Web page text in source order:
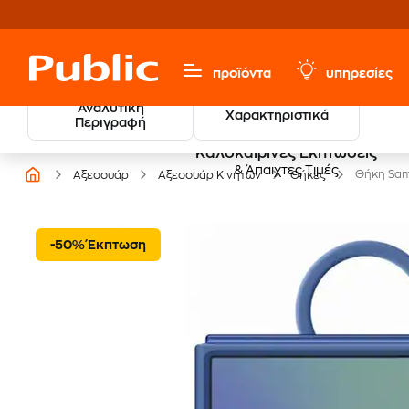
προϊόντα υπηρεσίες
Αναλυτική
Περιγραφή
Χαρακτηριστικά
Καλοκαιρινές Εκπτώσεις
& Άπαιχτες Τιμές
Αξεσουάρ Αξεσουάρ Κινητών Θήκες Θήκη
-50% Έκπτωση